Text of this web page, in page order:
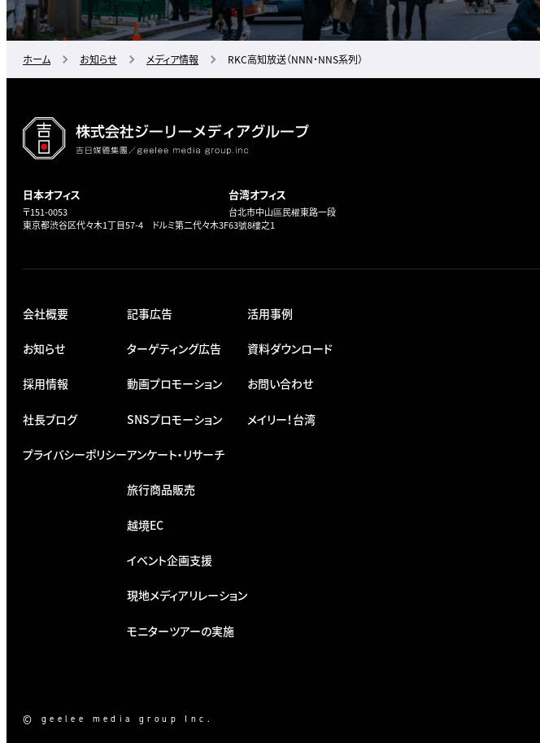
ホーム お知らせ メディア情報 RKC高知放送（NNN・NNS系列）
日本オフィス
〒151-0053
東京都渋谷区代々木1丁目57-4 ドルミ第二代々木3F
台湾オフィス
台北市中山區民權東路一段
63號8樓之1
会社概要
お知らせ
採用情報
社長ブログ
プライバシーポリシー
記事広告
ターゲティング広告
動画プロモーション
SNSプロモーション
アンケート・リサーチ
旅行商品販売
越境EC
イベント企画支援
現地メディアリレーション
モニターツアーの実施
活用事例
資料ダウンロード
お問い合わせ
メイリー！台湾
© geelee media group Inc.